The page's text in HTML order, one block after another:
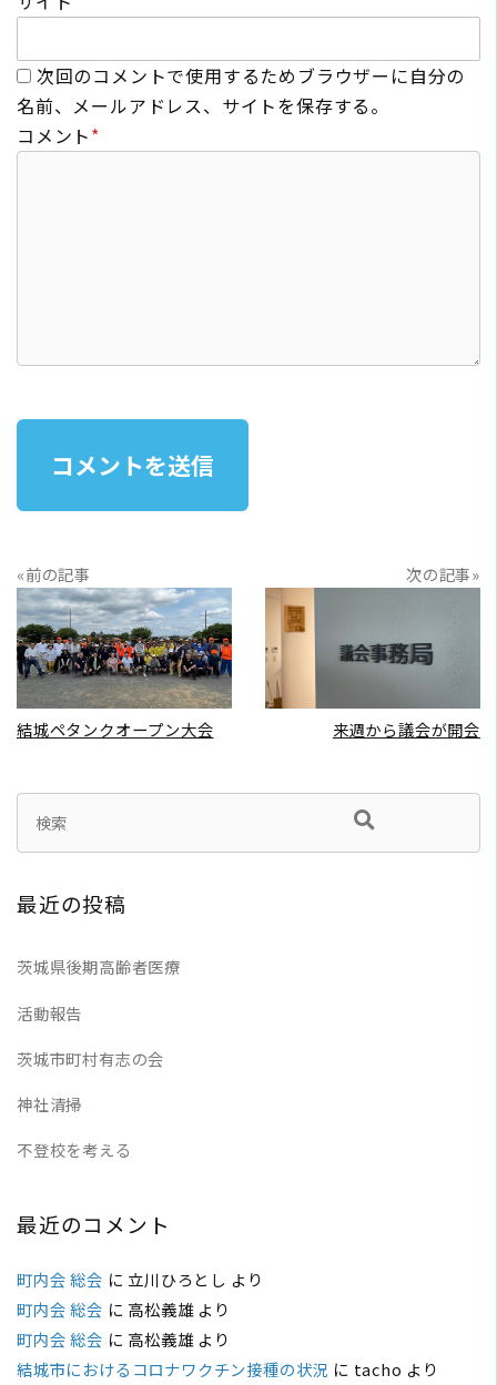
次回のコメントで使用するためブラウザーに自分の
名前、メールアドレス、サイトを保存する。
コメント*
«前の記事
READ MORE
結城ペタンクオープン大会
次の記事»
READ MORE
来週から議会が開会
最近の投稿
茨城県後期高齢者医療
活動報告
茨城市町村有志の会
神社清掃
不登校を考える
最近のコメント
町内会 総会 に 立川ひろとし より
町内会 総会 に 高松義雄より
町内会 総会 に 高松義雄より
結城市におけるコロナワクチン接種の状況 に tacho より